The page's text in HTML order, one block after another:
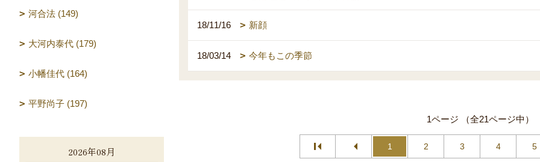
18/11/16 新顔
18/03/14 今年もこの季節
1ページ （全21ページ中）
1 2 3 4 5
河合法 (149)
大河内泰代 (179)
小幡佳代 (164)
平野尚子 (197)
2026年08月